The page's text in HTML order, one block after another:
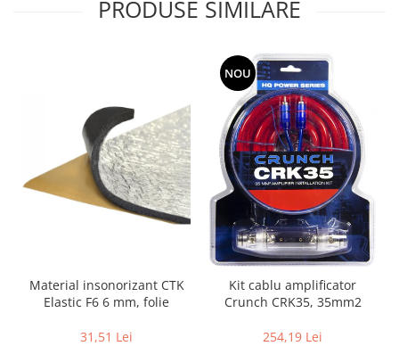
PRODUSE SIMILARE
Material insonorizant CTK
Elastic F6 6 mm, folie
31,51 Lei
NOU
Kit cablu amplificator
Crunch CRK35, 35mm2
254,19 Lei